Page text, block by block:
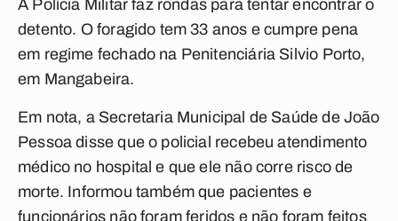
A Polícia Militar faz rondas para tentar encontrar o
detento. O foragido tem 33 anos e cumpre pena
em regime fechado na Penitenciária Silvio Porto,
em Mangabeira.
Em nota, a Secretaria Municipal de Saúde de João
Pessoa disse que o policial recebeu atendimento
médico no hospital e que ele não corre risco de
morte. Informou também que pacientes e
funcionários não foram feridos e não foram feitos